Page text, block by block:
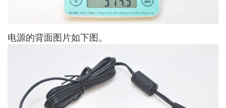
电源的背面图片如下图。